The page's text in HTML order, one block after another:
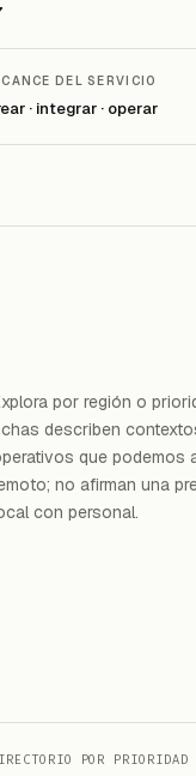
DEL SERVICIO
· integrar · operar
por región o
describen
que podemos
no afirman una
con personal.
POR PRIORIDAD